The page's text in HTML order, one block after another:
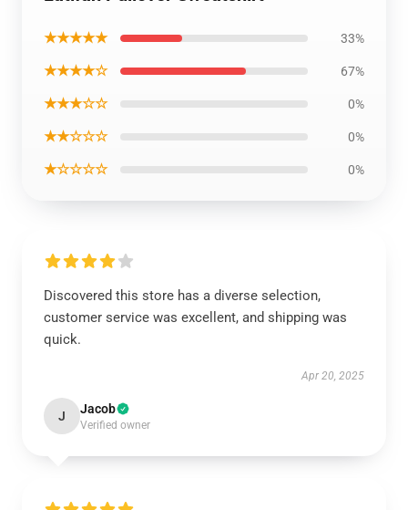
★★★★★ 33%
★★★★☆ 67%
★★★☆☆ 0%
★★☆☆☆ 0%
★☆☆☆☆ 0%
Discovered this store has a diverse selection,
customer service was excellent, and shipping was
quick.
Apr 20, 2025
J Jacob
Verified owner